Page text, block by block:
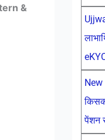
&
पेंशन